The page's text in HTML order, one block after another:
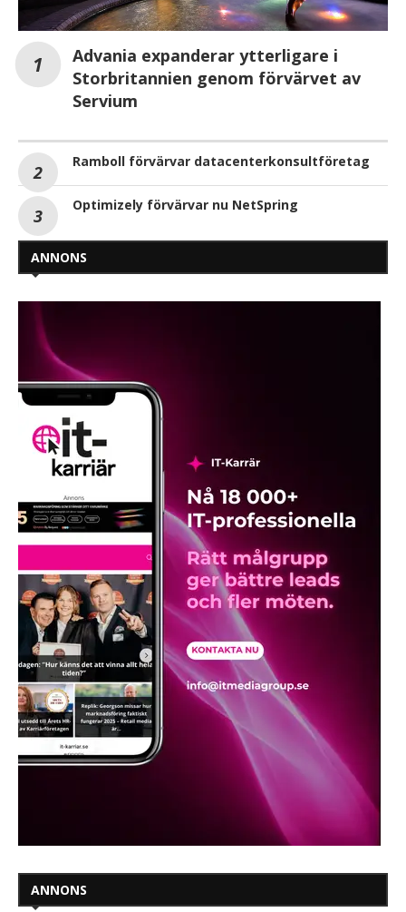
Advania expanderar ytterligare i
Storbritannien genom förvärvet av
Servium
Ramboll förvärvar datacenterkonsultföretag
Optimizely förvärvar nu NetSpring
ANNONS
ANNONS